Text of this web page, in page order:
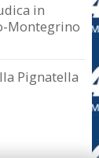
in
Montegrino
Pignatella